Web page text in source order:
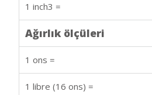
1 inch3 =
Ağırlık ölçüleri
1 ons =
1 libre (16 ons) =